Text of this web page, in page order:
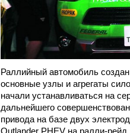
Раллийный автомобиль
основные узлы и агрегаты
начали устанавливаться на
дальнейшего
привода на базе двух
Outlander PHEV на ралли-рейд